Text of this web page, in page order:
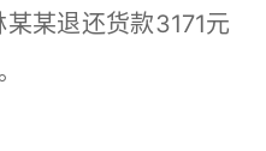
某退还货款3171元